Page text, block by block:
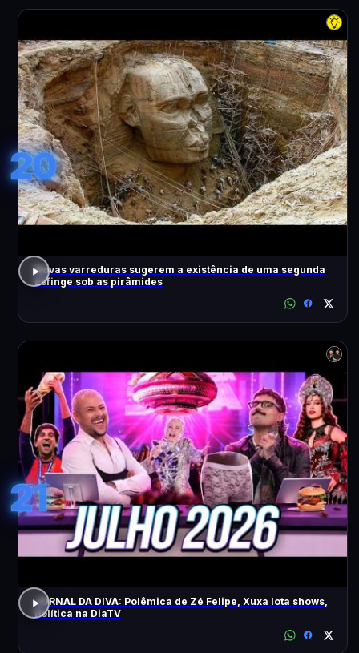
20
Novas varreduras sugerem a existência de uma segunda
Esfinge sob as pirâmides
21
JORNAL DA DIVA: Polêmica de Zé Felipe, Xuxa lota shows,
Política na DiaTV